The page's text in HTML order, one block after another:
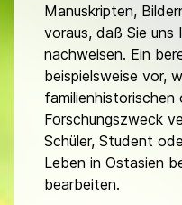
Manuskripten,
voraus, daß Sie
nachweisen. Ein
beispielsweise vor,
Forschungszweck
Schüler, Student
Leben in Ostasien
bearbeiten.